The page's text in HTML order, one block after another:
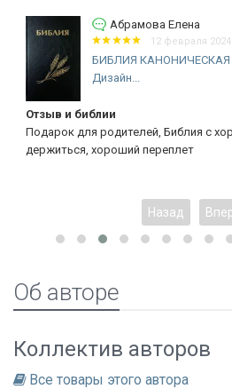
Абрамова Елена
12 февраля 2024
БИБЛИЯ КАНОНИЧЕСКАЯ
Дизайн...
Отзыв и библии
Подарок для родителей, Библия с
держиться, хороший переплет
Назад
Об авторе
Коллектив авторов
Все товары этого автора